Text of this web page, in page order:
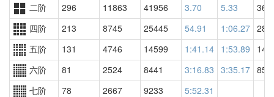
二阶
296 11863 41956 3.70 5.33
四阶
213 8745 25445 54.91 1:06.27
五阶
131 4746 14599 1:41.14 1:53.89
六阶
81 2524 8441 3:16.83 3:35.17
七阶
78 2667 9233
5:52.31